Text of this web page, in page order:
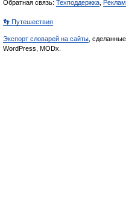
Обратная связь: Техподдержка
👣 Путешествия
Экспорт словарей на сайты ,
WordPress, MODx.